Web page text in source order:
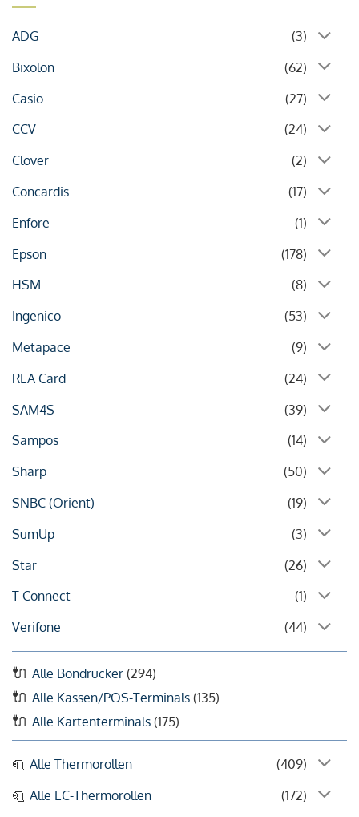
ADG
(3)
Bixolon
(62)
Casio
(27)
CCV
(24)
Clover
(2)
Concardis
(17)
Enfore
(1)
Epson
(178)
HSM
(8)
Ingenico
(53)
Metapace
(9)
REA Card
(24)
SAM4S
(39)
Sampos
(14)
Sharp
(50)
SNBC (Orient)
(19)
SumUp
(3)
Star
(26)
T-Connect
(1)
Verifone
(44)
Alle Bondrucker (294)
Alle Kassen/POS-Terminals (135)
Alle Kartenterminals (175)
Alle Thermorollen
(409)
Alle EC-Thermorollen
(172)